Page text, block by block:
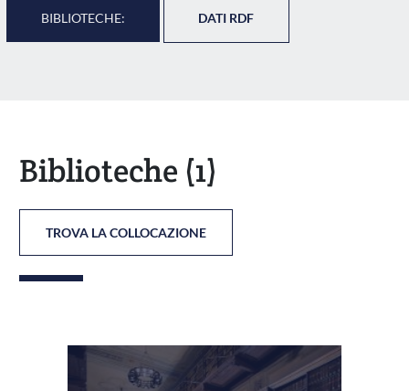
BIBLIOTECHE: DATI RDF
Biblioteche (1)
TROVA LA COLLOCAZIONE